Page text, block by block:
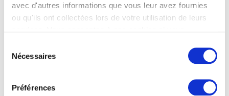
avec d'autres informations que vous leur avez fournies
ou qu'ils ont collectées lors de votre utilisation de leurs
Nécessaires
Préférences